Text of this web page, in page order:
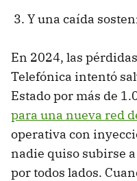
Y una caída
En 2024, las
Telefónica intentó
Estado por más de
para una nueva red
operativa con
nadie quiso subirse
por todos lados.